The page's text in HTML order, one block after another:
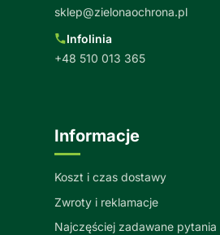
sklep@zielonaochrona.pl
Infolinia
+48 510 013 365
Informacje
Koszt i czas dostawy
Zwroty i reklamacje
Najczęściej zadawane pytania